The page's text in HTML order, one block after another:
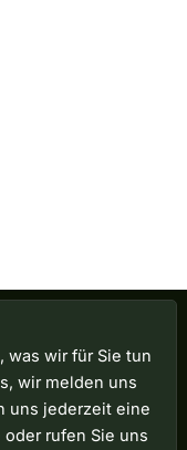
was wir für Sie tun
wir melden uns
uns jederzeit eine
oder rufen Sie uns